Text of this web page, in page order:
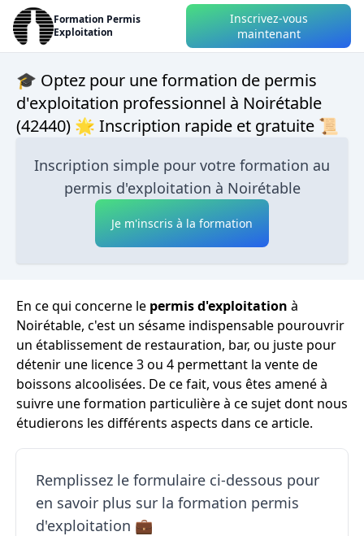
Formation Permis
Exploitation
Inscrivez-vous
maintenant
🎓 Optez pour une formation de permis
d'exploitation professionnel à Noirétable
(42440) 🌟 Inscription rapide et gratuite 📜
Inscription simple pour votre formation au
permis d'exploitation à Noirétable
Je m'inscris à la formation
En ce qui concerne le permis d'exploitation à
Noirétable, c'est un sésame indispensable pourouvrir
un établissement de restauration, bar, ou juste pour
détenir une licence 3 ou 4 permettant la vente de
boissons alcoolisées. De ce fait, vous êtes amené à
suivre une formation particulière à ce sujet dont nous
étudierons les différents aspects dans ce article.
Remplissez le formulaire ci-dessous pour
en savoir plus sur la formation permis
d'exploitation 💼